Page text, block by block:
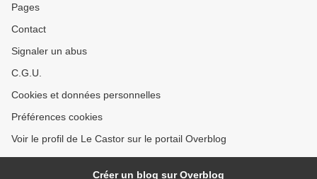
Pages
Contact
Signaler un abus
C.G.U.
Cookies et données personnelles
Préférences cookies
Voir le profil de Le Castor sur le portail Overblog
Créer un blog sur Overblog